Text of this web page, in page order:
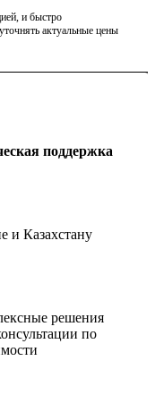
и быстро
актуальные цены
поддержка
и Казахстану
решения
по